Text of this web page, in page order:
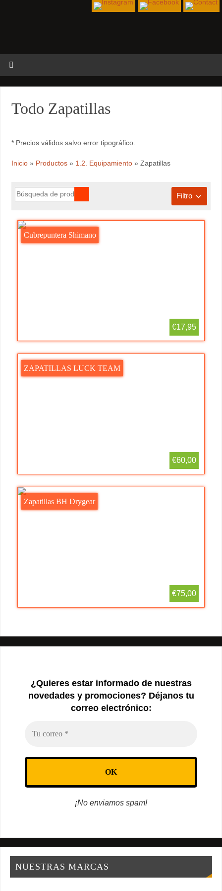
Todo Zapatillas
* Precios válidos salvo error tipográfico.
Inicio» Productos» 1.2. Equipamiento» Zapatillas
Filtro
Cubrepuntera Shimano
€17,95
ZAPATILLAS LUCK TEAM
€60,00
Zapatillas BH Drygear
€75,00
¿Quieres estar informado de nuestras
novedades y promociones? Déjanos tu
correo electrónico:
¡No enviamos spam!
NUESTRAS MARCAS